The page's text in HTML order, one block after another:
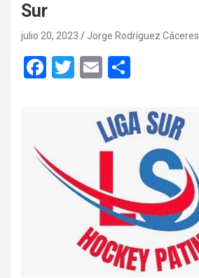
Sur
julio 20, 2023 Jorge Rodríguez Cáceres
F
o
o
T
E
ail m
p
ar
tir